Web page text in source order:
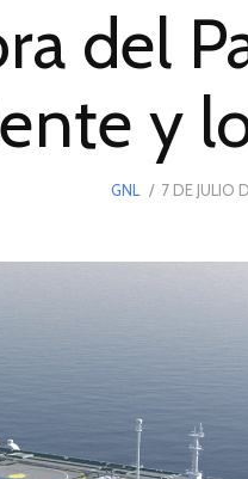
del
y
GNL
POSTED
7 DE JULIO